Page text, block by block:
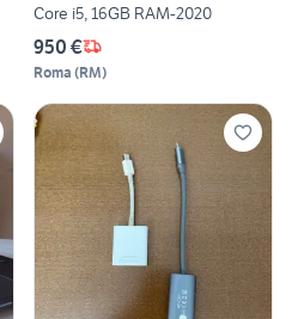
Core i5, 16GB RAM-2020
950 €
Roma (RM)